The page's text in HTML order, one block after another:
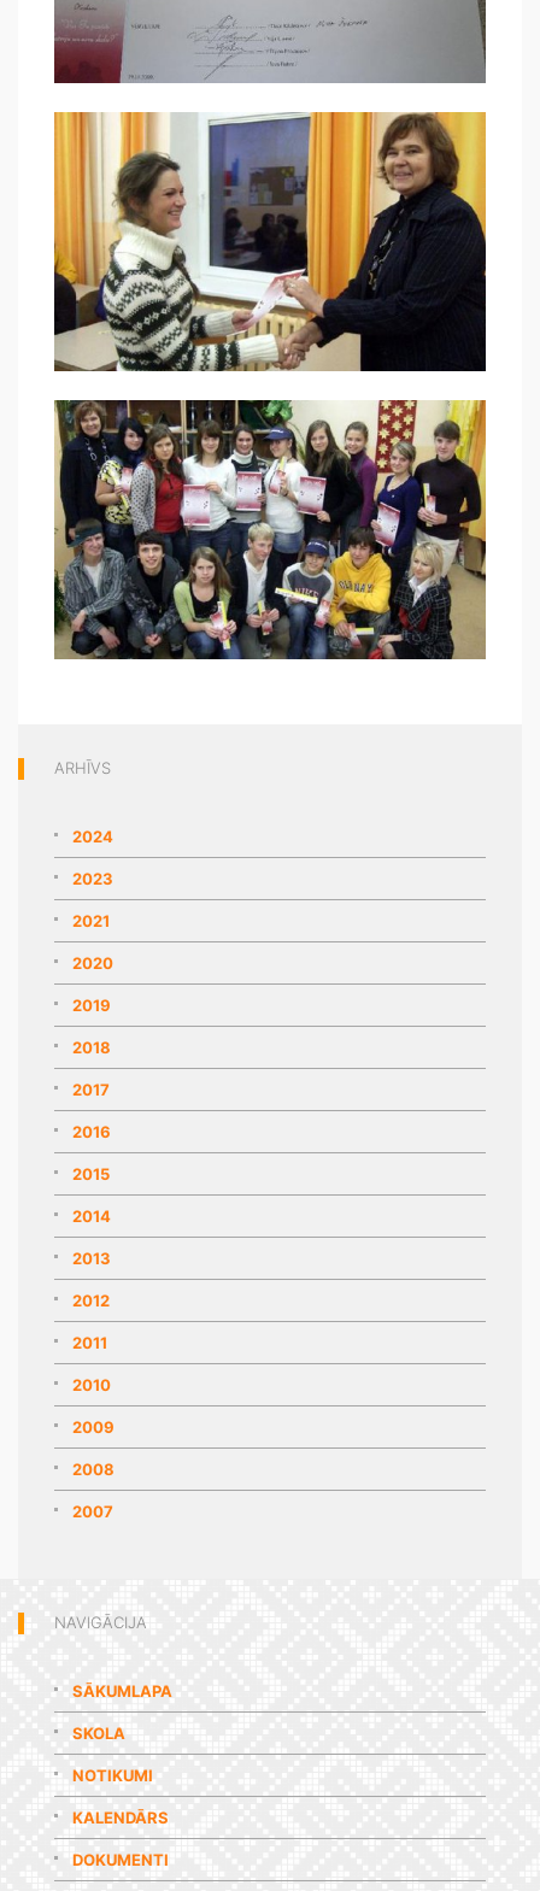
ARHĪVS
2024
2023
2021
2020
2019
2018
2017
2016
2015
2014
2013
2012
2011
2010
2009
2008
2007
NAVIGĀCIJA
SĀKUMLAPA
SKOLA
NOTIKUMI
KALENDĀRS
DOKUMENTI